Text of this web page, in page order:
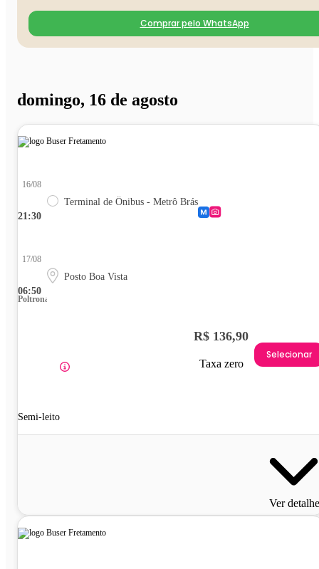
Comprar pelo WhatsApp
domingo, 16 de agosto
21:30
16/08
Terminal de Ônibus - Metrô Brás
06:50
17/08
Posto Boa Vista
Poltrona
Semi-leito
R$ 136,90
Taxa zero
Selecionar
Ver